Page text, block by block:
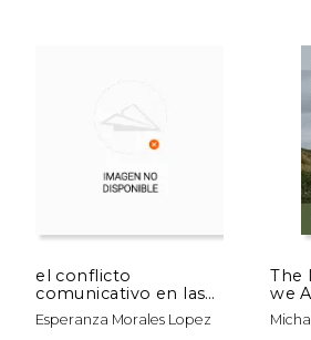
el conflicto
comunicativo en las
empresas desde el
análisis del discurso
Esperanza Morales Lopez
The
we
the